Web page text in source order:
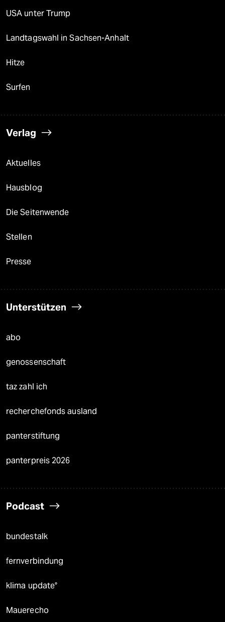
USA unter Trump
Landtagswahl in Sachsen-Anhalt
Hitze
Surfen
Verlag
Aktuelles
Hausblog
Die Seitenwende
Stellen
Presse
Unterstützen
abo
genossenschaft
taz zahl ich
recherchefonds ausland
panterstiftung
panterpreis 2026
Podcast
bundestalk
fernverbindung
klima update°
Mauerecho